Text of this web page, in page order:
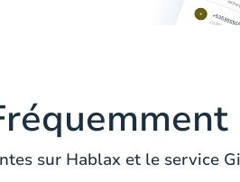
sur Hablax et le service